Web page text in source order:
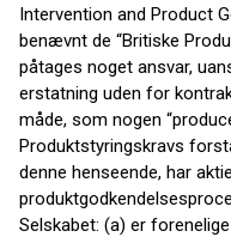
Intervention and Product
benævnt de “Britiske
påtages noget ansvar,
erstatning uden for
måde, som nogen
Produktstyringskravs
denne henseende, har
Selskabet: (a) er